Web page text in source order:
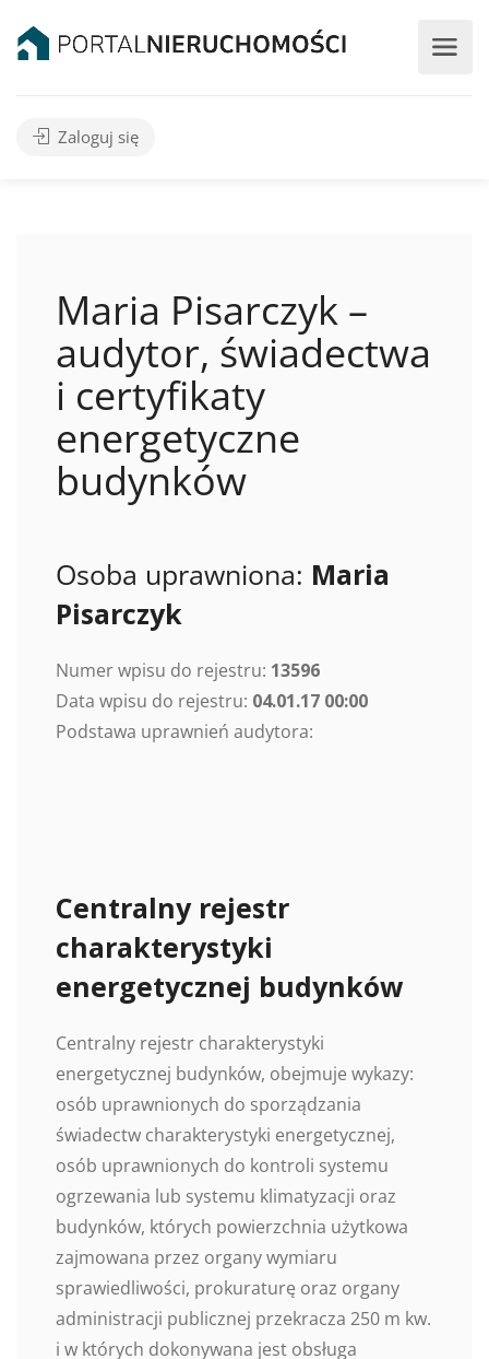
Zaloguj się
Maria Pisarczyk –
audytor, świadectwa
i certyfikaty
energetyczne
budynków
Osoba uprawniona: Maria
Pisarczyk
Numer wpisu do rejestru: 13596
Data wpisu do rejestru: 04.01.17 00:00
Podstawa uprawnień audytora:
Centralny rejestr
charakterystyki
energetycznej budynków
Centralny rejestr charakterystyki
energetycznej budynków, obejmuje wykazy:
osób uprawnionych do sporządzania
świadectw charakterystyki energetycznej,
osób uprawnionych do kontroli systemu
ogrzewania lub systemu klimatyzacji oraz
budynków, których powierzchnia użytkowa
zajmowana przez organy wymiaru
sprawiedliwości, prokuraturę oraz organy
administracji publicznej przekracza 250 m kw.
i w których dokonywana jest obsługa